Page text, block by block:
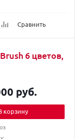
Сравнить
6 цветов,
руб.
корзину